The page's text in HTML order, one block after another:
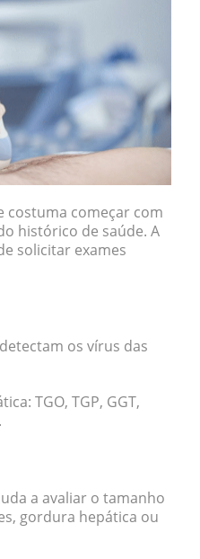
costuma começar com
histórico de saúde. A
solicitar exames
os vírus das
TGO, TGP, GGT,
a avaliar o tamanho
gordura hepática ou